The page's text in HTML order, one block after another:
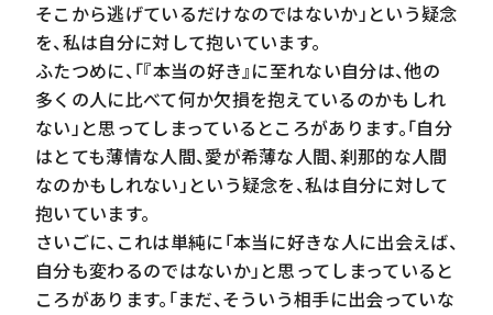
そこから逃げているだけなのではないか」という疑念
を、私は自分に対して抱いています。
ふたつめに、「『本当の好き』に至れない自分は、他の
多くの人に比べて何か欠損を抱えているのかもしれ
ない」と思ってしまっているところがあります。「自分
はとても薄情な人間、愛が希薄な人間、刹那的な人間
なのかもしれない」という疑念を、私は自分に対して
抱いています。
さいごに、これは単純に「本当に好きな人に出会えば、
自分も変わるのではないか」と思ってしまっていると
ころがあります。「まだ、そういう相手に出会っていな